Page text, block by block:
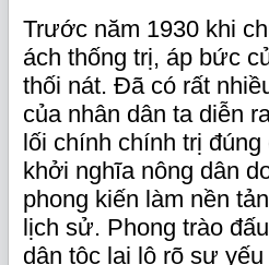
Trước năm 1930 khi
ách thống trị, áp bức
thối nát. Đã có rất
của nhân dân ta diễn
lối chính chính trị
khởi nghĩa nông dân
phong kiến làm nền
lịch sử. Phong trào
dân tộc lại lộ rõ sự